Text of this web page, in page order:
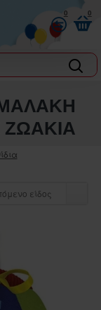
0 0
ΜΑΛΑΚΗ
είδος